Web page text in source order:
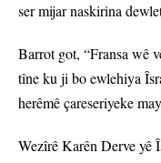
ser mijar naskirina
Barrot got, “Fransa wê
tîne ku ji bo ewlehiya
herêmê çareseriyeke
Wezîrê Karên Derve yê